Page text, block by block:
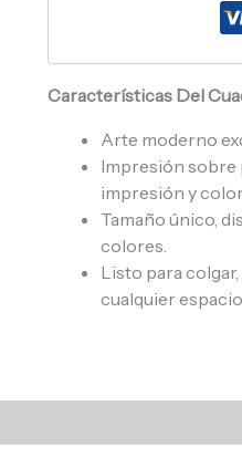
Características Del
Arte moderno
Impresión sobre
impresión y
Tamaño único,
colores.
Listo para
cualquier espacio.